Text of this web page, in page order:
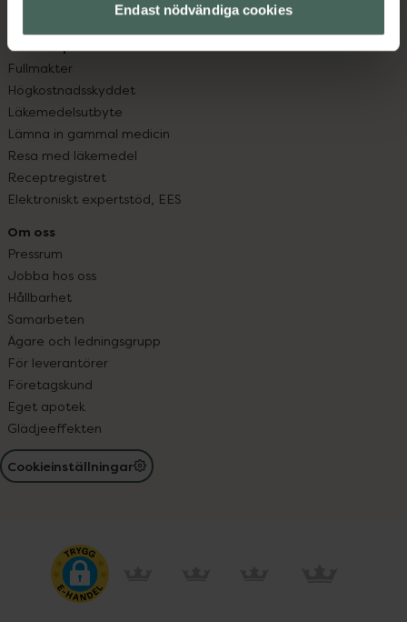
Endast nödvändiga cookies
Om recept och läkemedel
Fullmakter
Högkostnadsskyddet
Läkemedelsutbyte
Lämna in gammal medicin
Resa med läkemedel
Receptregistret
Elektroniskt expertstöd, EES
Om oss
Pressrum
Jobba hos oss
Hållbarhet
Samarbeten
Ägare och ledningsgrupp
För leverantörer
Företagskund
Eget apotek
Glädjeeffekten
Cookieinställningar